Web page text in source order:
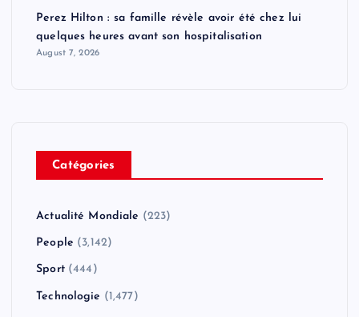
Perez Hilton : sa famille révèle avoir été chez lui
quelques heures avant son hospitalisation
August 7, 2026
Catégories
Actualité Mondiale (223)
People (3,142)
Sport(444)
Technologie (1,477)